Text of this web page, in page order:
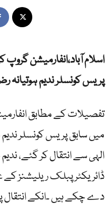
اسلام آباد،انفارمیشن
پریس کونسلر ندیم ہوتیانہ
تفصیلات کے مطابق
میں سابق پریس کونسلر
الہی سے انتقال کر گئے،
ڈائریکٹر پبلک ریلیشنز
دے چکے ہیں ۔انکے انتقال